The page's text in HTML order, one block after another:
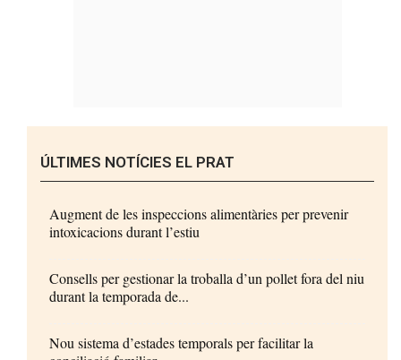
ÚLTIMES NOTÍCIES EL PRAT
Augment de les inspeccions alimentàries per prevenir
intoxicacions durant l’estiu
Consells per gestionar la troballa d’un pollet fora del niu
durant la temporada de...
Nou sistema d’estades temporals per facilitar la